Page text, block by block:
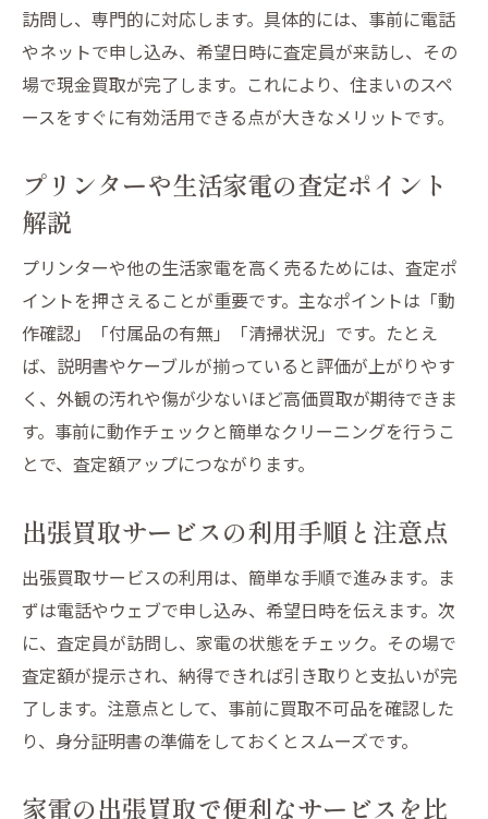
訪問し、専門的に対応します。具体的には、事前に電話
やネットで申し込み、希望日時に査定員が来訪し、その
場で現金買取が完了します。これにより、住まいのスペ
ースをすぐに有効活用できる点が大きなメリットです。
プリンターや生活家電の査定ポイント
解説
プリンターや他の生活家電を高く売るためには、査定ポ
イントを押さえることが重要です。主なポイントは「動
作確認」「付属品の有無」「清掃状況」です。たとえ
ば、説明書やケーブルが揃っていると評価が上がりやす
く、外観の汚れや傷が少ないほど高価買取が期待できま
す。事前に動作チェックと簡単なクリーニングを行うこ
とで、査定額アップにつながります。
出張買取サービスの利用手順と注意点
出張買取サービスの利用は、簡単な手順で進みます。ま
ずは電話やウェブで申し込み、希望日時を伝えます。次
に、査定員が訪問し、家電の状態をチェック。その場で
査定額が提示され、納得できれば引き取りと支払いが完
了します。注意点として、事前に買取不可品を確認した
り、身分証明書の準備をしておくとスムーズです。
家電の出張買取で便利なサービスを比